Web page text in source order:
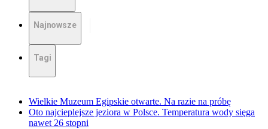
Najnowsze
Tagi
Wielkie Muzeum Egipskie otwarte. Na razie na próbę
Oto najcieplejsze jeziora w Polsce. Temperatura wody sięga
nawet 26 stopni